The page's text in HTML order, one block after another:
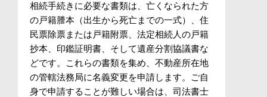
相続手続きに必要な書類は、亡くなられた方
の戸籍謄本（出生から死亡までの一式）、住
民票除票または戸籍附票、法定相続人の戸籍
抄本、印鑑証明書、そして遺産分割協議書な
どです。これらの書類を集め、不動産所在地
の管轄法務局に名義変更を申請します。ご自
身で申請することが難しい場合は、司法書士